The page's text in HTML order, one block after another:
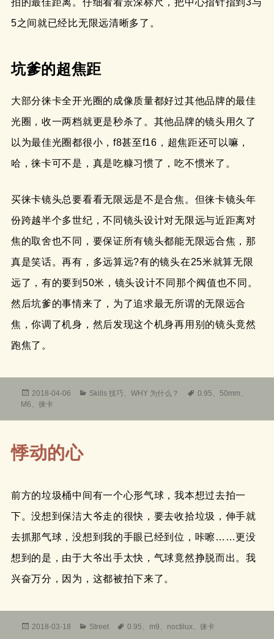
拍的最佳距离。仔细看看景深标尺，把中心指针指到3与
5之间就已经比无限远清晰多了。
坑爹的超焦距
大部分徕卡全开光圈的成像质量都好过其他品牌的最佳
光圈，收一两档就更是秒杀了。其他品牌的镜头用久了
以为最佳光圈都很小，f8甚至f16，超焦距还可以嘛，
哈，徕卡可不是，真是吃糠习惯了，吃不惯米了。
买徕卡镜头总要看看无限远是不是合焦。但徕卡镜头年
份跨越半个多世纪，不同镜头设计对无限远与近距离对
焦的取舍也不同，要保证所有镜头都能无限远合焦，那
真是笑话。再有，多远算远?有的镜头在25米就算无限
远了，有的要到50米，镜头设计不同那个阀值也不同。
然后坑爹的事情来了，为了追求最无所谓的无限远合
焦，你调了机身，然后发现这个机身再用别的镜头竟然
跑焦了。
发
布
2018-04-06
分
Skills 技巧 、WHY 为什么？
标
0.95 、50mm 、
M6 、徕卡
悸动的心
前方的垃圾桶中间有一个心形气球，我本想过去拍一
下。没想到保洁大爷走的很快，要去收拾垃圾，伸手就
去抓那气球，没想到我的手眼已经到位，咔嚓……更没
想到的是，由于大爷出手太快，气球竟然挣脱而出。我
兴奋万分，因为，这都被拍下来了。
发
2018-03-18
分
Street
标
0.95 、 m9 、 noctilux、徕卡